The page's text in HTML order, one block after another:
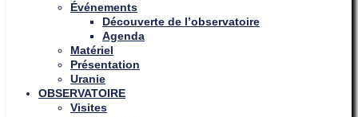
Événements
Découverte de l’observatoire
Agenda
Matériel
Présentation
Uranie
OBSERVATOIRE
Visites